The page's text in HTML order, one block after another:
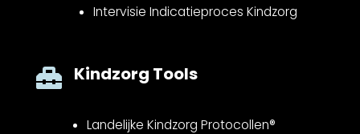
Intervisie Indicatieproces Kindzorg
 Kindzorg Tools
Landelijke Kindzorg Protocollen®